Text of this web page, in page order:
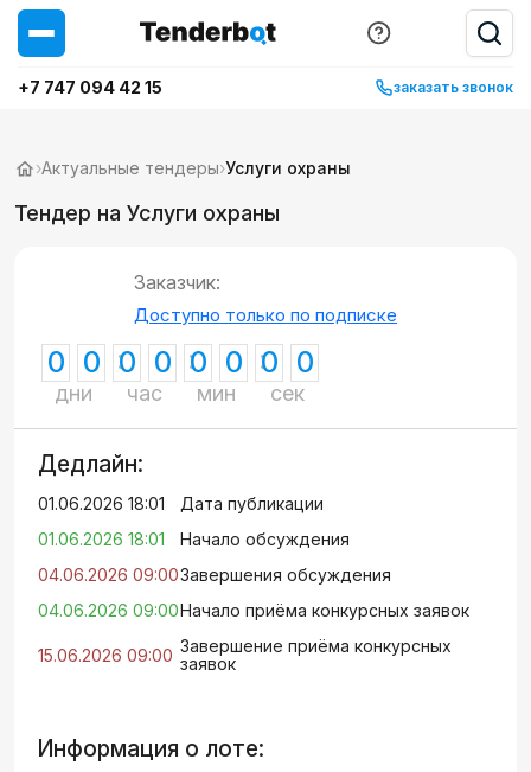
+7 747 094 42 15 заказать звонок
›Актуальные тендеры›Услуги охраны
Тендер на Услуги охраны
Заказчик:
Доступно только по подписке
0 0
дни
0 0
час
0 0
мин
0 0
сек
Дедлайн:
01.06.2026 18:01
Дата публикации
01.06.2026 18:01
Начало обсуждения
04.06.2026 09:00Завершения обсуждения
04.06.2026 09:00Начало приёма конкурсных заявок
15.06.2026 09:00 Завершение приёма конкурсных
заявок
Информация о лоте: